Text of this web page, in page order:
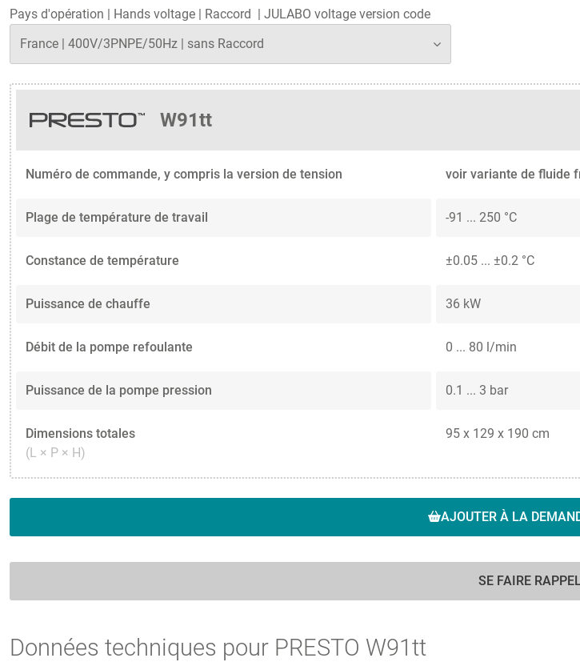
Pays d'opération | Hands voltage | Raccord | JULABO voltage version code
W91tt
Numéro de commande, y compris la version de tension voir variante de fluide
Plage de température de travail -91 ... 250 °C
Constance de température ±0.05 ... ±0.2 °C
Puissance de chauffe 36 kW
Débit de la pompe refoulante 0 ... 80 l/min
Puissance de la pompe pression 0.1 ... 3 bar
Dimensions totales
(L × P × H)
95 x 129 x 190 cm
AJOUTER À LA
SE FAIRE
Données techniques pour PRESTO W91tt